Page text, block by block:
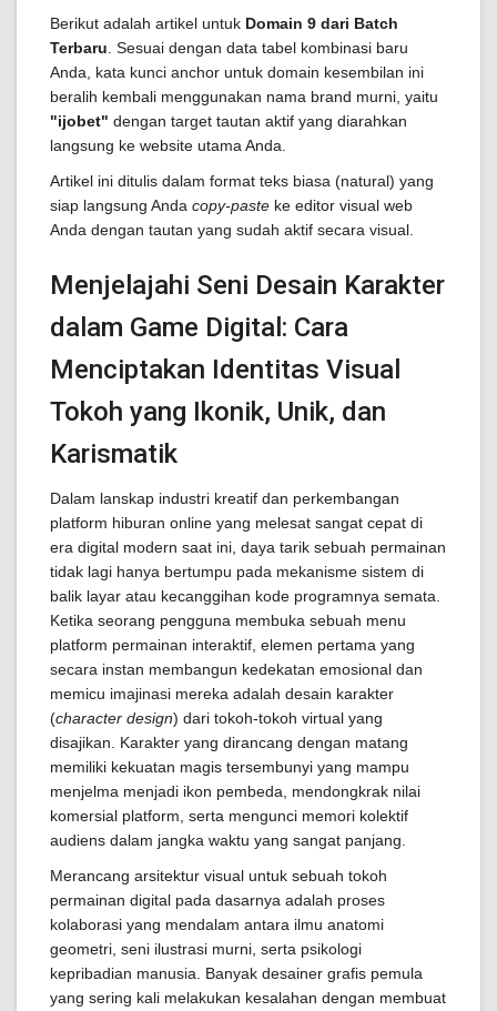
Berikut adalah artikel untuk Domain 9 dari Batch
Terbaru . Sesuai dengan data tabel kombinasi baru
Anda, kata kunci anchor untuk domain kesembilan ini
beralih kembali menggunakan nama brand murni, yaitu
"ijobet" dengan target tautan aktif yang diarahkan
langsung ke website utama Anda.
Artikel ini ditulis dalam format teks biasa (natural) yang
siap langsung Anda copy-paste ke editor visual web
Anda dengan tautan yang sudah aktif secara visual.
Menjelajahi Seni Desain Karakter
dalam Game Digital: Cara
Menciptakan Identitas Visual
Tokoh yang Ikonik, Unik, dan
Karismatik
Dalam lanskap industri kreatif dan perkembangan
platform hiburan online yang melesat sangat cepat di
era digital modern saat ini, daya tarik sebuah permainan
tidak lagi hanya bertumpu pada mekanisme sistem di
balik layar atau kecanggihan kode programnya semata.
Ketika seorang pengguna membuka sebuah menu
platform permainan interaktif, elemen pertama yang
secara instan membangun kedekatan emosional dan
memicu imajinasi mereka adalah desain karakter
(character design) dari tokoh-tokoh virtual yang
disajikan. Karakter yang dirancang dengan matang
memiliki kekuatan magis tersembunyi yang mampu
menjelma menjadi ikon pembeda, mendongkrak nilai
komersial platform, serta mengunci memori kolektif
audiens dalam jangka waktu yang sangat panjang.
Merancang arsitektur visual untuk sebuah tokoh
permainan digital pada dasarnya adalah proses
kolaborasi yang mendalam antara ilmu anatomi
geometri, seni ilustrasi murni, serta psikologi
kepribadian manusia. Banyak desainer grafis pemula
yang sering kali melakukan kesalahan dengan membuat